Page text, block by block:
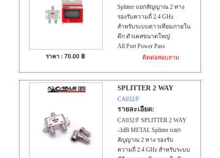
Splitter แยกสัญญาณ 2 ทาง
รองรับความถี่ 2.4 GHz
สำหรับระบบดาวเทียมภายใน
ตึก ตัวเคสขนาดใหญ่
All Port Power Pass
ราคา : 70.00 ฿ ติดต่อสอบถาม
SPLITTER 2 WAY
CA032/F
รายละเอียด:
CA032/F SPLITTER 2 WAY
-3dB METAL Splitter แยก
สัญญาณ 2 ทาง รองรับ
ความถี่ 2.4 GHz สำหรับระบบ